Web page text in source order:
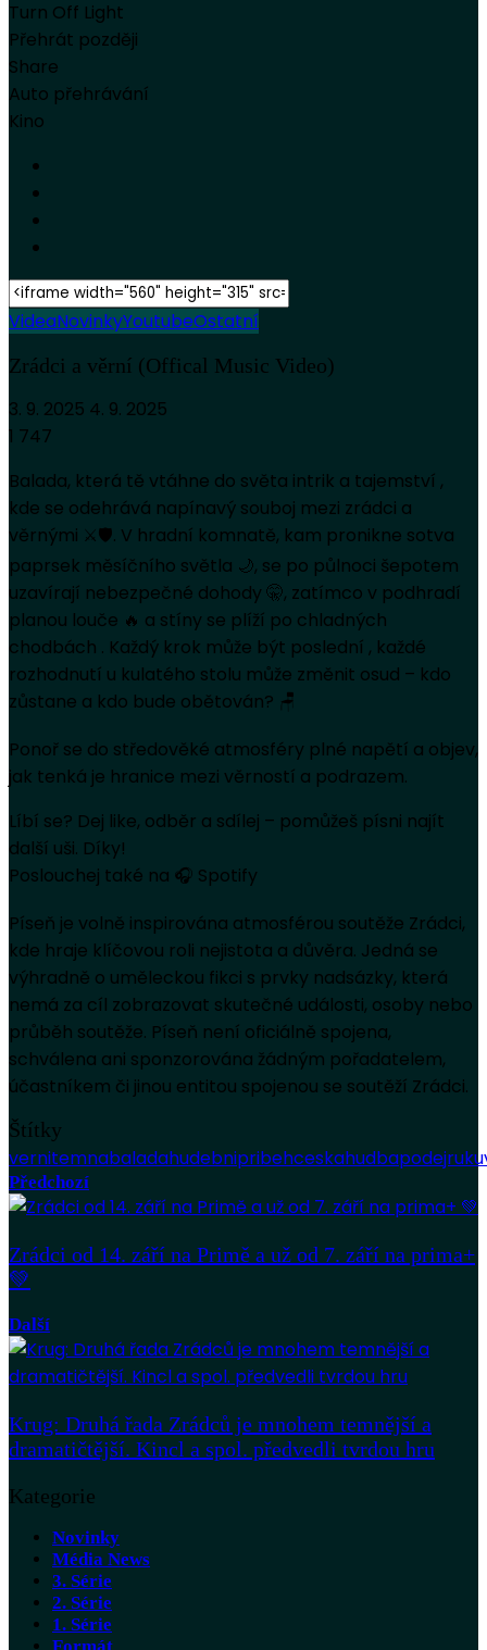
Turn Off Light
Přehrát později
Share
Auto přehrávání
Kino
VideaNovinkyYoutubeOstatní
Zrádci a věrní (Offical Music Video)
3. 9. 2025 4. 9. 2025
1 747
Balada, která tě vtáhne do světa intrik a tajemství ,
kde se odehrává napínavý souboj mezi zrádci a
věrnými ⚔️🛡️. V hradní komnatě, kam pronikne sotva
paprsek měsíčního světla 🌙, se po půlnoci šepotem
uzavírají nebezpečné dohody 🤫, zatímco v podhradí
planou louče 🔥 a stíny se plíží po chladných
chodbách . Každý krok může být poslední , každé
rozhodnutí u kulatého stolu může změnit osud – kdo
zůstane a kdo bude obětován? 🪑
Ponoř se do středověké atmosféry plné napětí a objev,
jak tenká je hranice mezi věrností a podrazem.
Líbí se? Dej like, odběr a sdílej – pomůžeš písni najít
další uši. Díky!
Poslouchej také na 🎧 Spotify
Píseň je volně inspirována atmosférou soutěže Zrádci,
kde hraje klíčovou roli nejistota a důvěra. Jedná se
výhradně o uměleckou fikci s prvky nadsázky, která
nemá za cíl zobrazovat skutečné události, osoby nebo
průběh soutěže. Píseň není oficiálně spojena,
schválena ani sponzorována žádným pořadatelem,
účastníkem či jinou entitou spojenou se soutěží Zrádci.
Štítky
vernitemnabaladahudebnipribehceskahudba
Předchozí
Zrádci od 14. září na Primě a už od 7. září na prima+
💚
Další
Krug: Druhá řada Zrádců je mnohem temnější a
dramatičtější. Kincl a spol. předvedli tvrdou hru
Kategorie
Novinky
Média News
3. Série
2. Série
1. Série